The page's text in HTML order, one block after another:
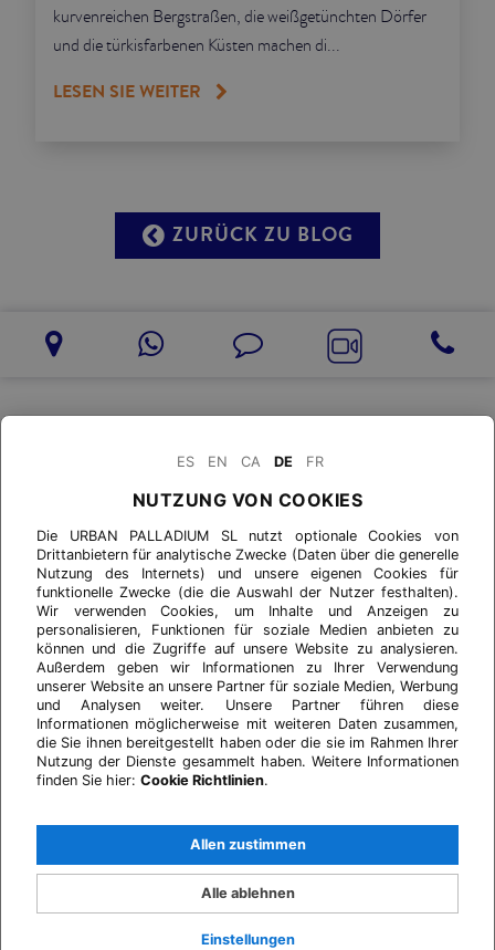
kurvenreichen Bergstraßen, die weißgetünchten Dörfer
und die türkisfarbenen Küsten machen di...
LESEN SIE WEITER
ZURÜCK ZU BLOG
ES EN CA DE FR
NUTZUNG VON COOKIES
Die URBAN PALLADIUM SL nutzt optionale Cookies von
Drittanbietern für analytische Zwecke (Daten über die generelle
Nutzung des Internets) und unsere eigenen Cookies für
funktionelle Zwecke (die die Auswahl der Nutzer festhalten).
Wir verwenden Cookies, um Inhalte und Anzeigen zu
personalisieren, Funktionen für soziale Medien anbieten zu
können und die Zugriffe auf unsere Website zu analysieren.
Außerdem geben wir Informationen zu Ihrer Verwendung
unserer Website an unsere Partner für soziale Medien, Werbung
und Analysen weiter. Unsere Partner führen diese
Informationen möglicherweise mit weiteren Daten zusammen,
die Sie ihnen bereitgestellt haben oder die sie im Rahmen Ihrer
Nutzung der Dienste gesammelt haben. Weitere Informationen
finden Sie hier: Cookie Richtlinien.
Einstellungen
Alle ablehnen
Allen zustimmen